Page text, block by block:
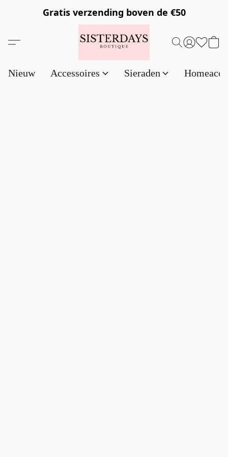
Gratis verzending boven de €50
Nieuw Accessoires Sieraden